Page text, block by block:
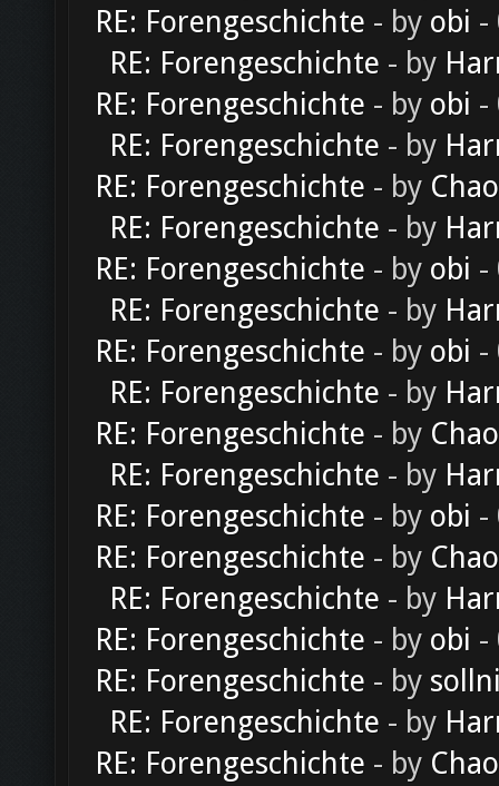
RE: Forengeschichte - by obi -
RE: Forengeschichte - by
RE: Forengeschichte - by obi -
RE: Forengeschichte - by
RE: Forengeschichte - by
RE: Forengeschichte - by
RE: Forengeschichte - by obi -
RE: Forengeschichte - by
RE: Forengeschichte - by obi -
RE: Forengeschichte - by
RE: Forengeschichte - by
RE: Forengeschichte - by
RE: Forengeschichte - by obi -
RE: Forengeschichte - by
RE: Forengeschichte - by
RE: Forengeschichte - by obi -
RE: Forengeschichte - by
RE: Forengeschichte - by
RE: Forengeschichte - by